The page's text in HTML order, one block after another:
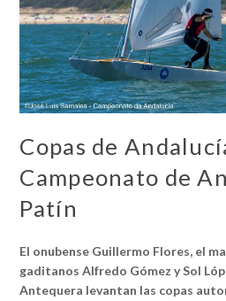
Copas de
Campeonato de
Patín
El onubense Guillermo Flores, el
gaditanos Alfredo Gómez y Sol
Antequera levantan las copas